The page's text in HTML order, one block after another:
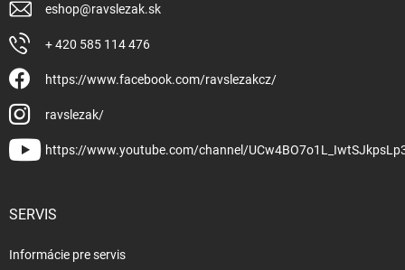
eshop@ravslezak.sk
+ 420 585 114 476
https://www.facebook.com/ravslezakcz/
ravslezak/
https://www.youtube.com/channel/
SERVIS
Informácie pre servis